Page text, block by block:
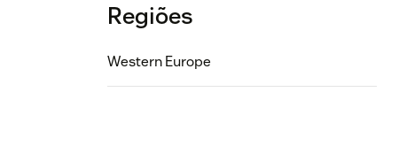
Regiões
Western Europe